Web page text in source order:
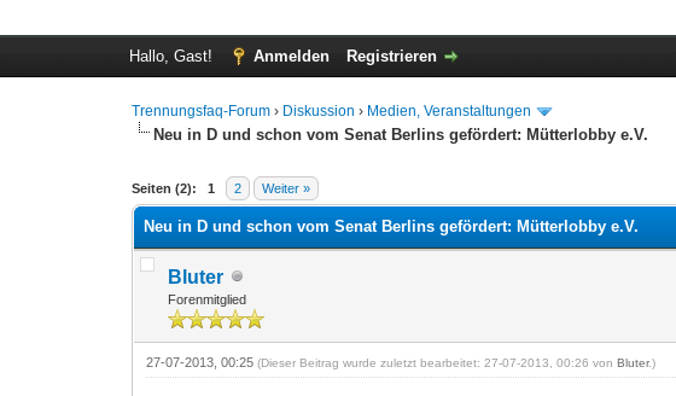
Hallo, Gast! Anmelden Registrieren
Trennungsfaq-Forum › Diskussion › Medien, Veranstaltungen
Neu in D und schon vom Senat Berlins gefördert: Mütterlobby e.V.
Seiten (2): 1 2 Weiter »
0 Bewertung(en) - 0 im Durchschnitt
1
2
3
4
5
Neu in D und schon vom Senat Berlins gefördert: Mütterlobby e.V.
Bluter
Forenmitglied
27-07-2013, 00:25(Dieser Beitrag wurde zuletzt bearbeitet: 27-07-2013, 00:26 vonBluter.)